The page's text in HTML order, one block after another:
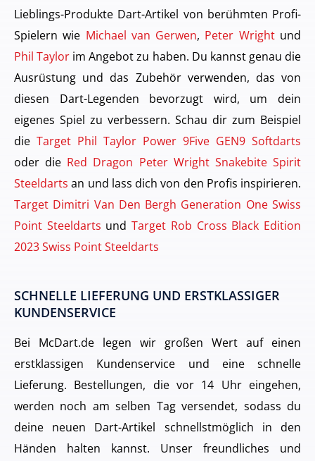
Lieblings-Produkte Dart-Artikel von berühmten Profi-
Spielern wie Michael van Gerwen, Peter Wrightund
Phil Taylor im Angebot zu haben. Du kannst genau die
Ausrüstung und das Zubehör verwenden, das von
diesen Dart-Legenden bevorzugt wird, um dein
eigenes Spiel zu verbessern. Schau dir zum Beispiel
die Target Phil Taylor Power 9Five GEN9 Softdarts
oder die Red Dragon Peter Wright Snakebite Spirit
Steeldarts an und lass dich von den Profis inspirieren.
Target Dimitri Van Den Bergh Generation One Swiss
Point Steeldarts undTarget Rob Cross Black Edition
2023 Swiss Point Steeldarts
SCHNELLE LIEFERUNG UND ERSTKLASSIGER
KUNDENSERVICE
Bei McDart.de legen wir großen Wert auf einen
erstklassigen Kundenservice und eine schnelle
Lieferung. Bestellungen, die vor 14 Uhr eingehen,
werden noch am selben Tag versendet, sodass du
deine neuen Dart-Artikel schnellstmöglich in den
Händen halten kannst. Unser freundliches und